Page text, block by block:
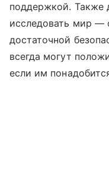
поддержкой. Также
исследовать мир —
достаточной
всегда могут
если им